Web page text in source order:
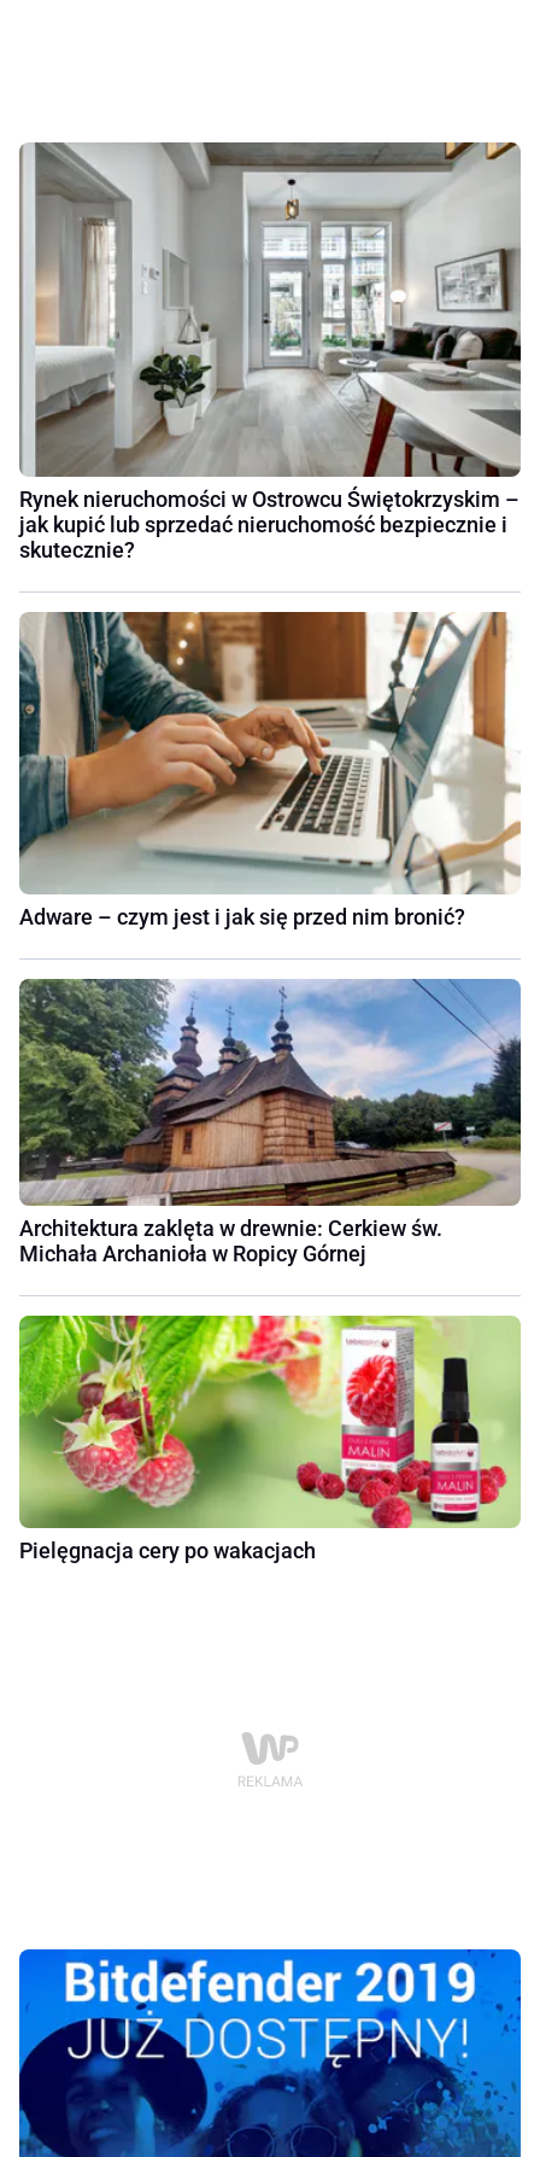
Rynek nieruchomości w Ostrowcu Świętokrzyskim –
jak kupić lub sprzedać nieruchomość bezpiecznie i
skutecznie?
Adware – czym jest i jak się przed nim bronić?
Architektura zaklęta w drewnie: Cerkiew św.
Michała Archanioła w Ropicy Górnej
Pielęgnacja cery po wakacjach